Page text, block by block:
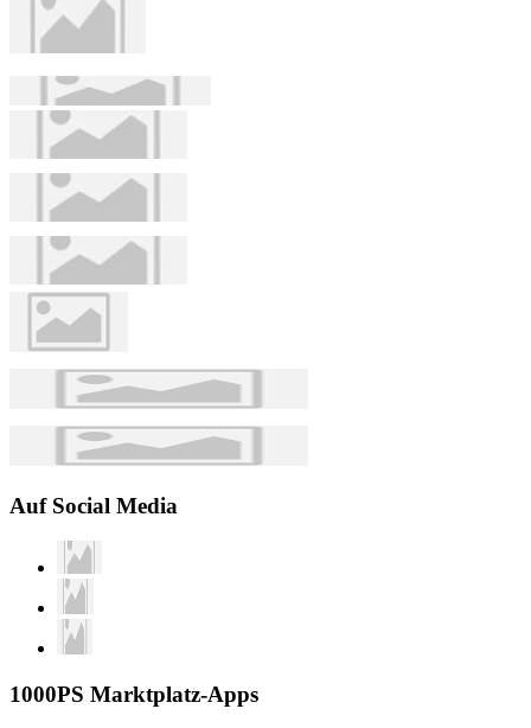
Auf Social Media
1000PS Marktplatz-Apps